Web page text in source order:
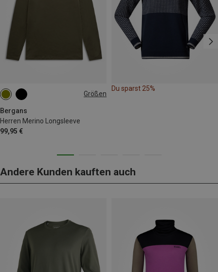
Größen
Bergans
Herren Merino Longsleeve
99,95 €
S M
Du sparst 25%
Andere Kunden kauften auch